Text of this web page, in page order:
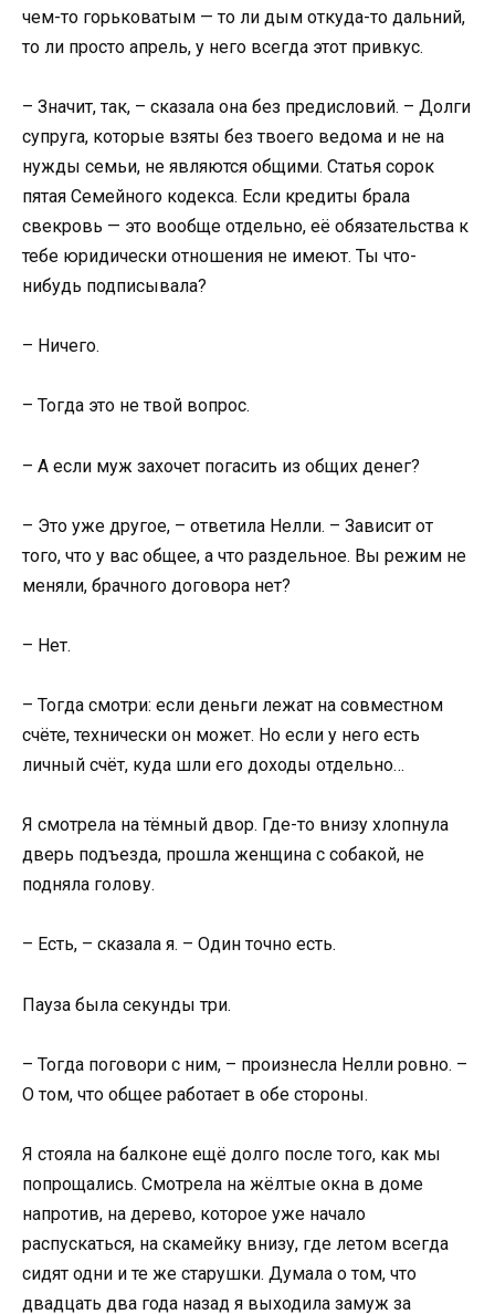
чем-то горьковатым — то ли дым откуда-то дальний,
то ли просто апрель, у него всегда этот привкус.
– Значит, так, – сказала она без предисловий. – Долги
супруга, которые взяты без твоего ведома и не на
нужды семьи, не являются общими. Статья сорок
пятая Семейного кодекса. Если кредиты брала
свекровь — это вообще отдельно, её обязательства к
тебе юридически отношения не имеют. Ты что-
нибудь подписывала?
– Ничего.
– Тогда это не твой вопрос.
– А если муж захочет погасить из общих денег?
– Это уже другое, – ответила Нелли. – Зависит от
того, что у вас общее, а что раздельное. Вы режим не
меняли, брачного договора нет?
– Нет.
– Тогда смотри: если деньги лежат на совместном
счёте, технически он может. Но если у него есть
личный счёт, куда шли его доходы отдельно…
Я смотрела на тёмный двор. Где-то внизу хлопнула
дверь подъезда, прошла женщина с собакой, не
подняла голову.
– Есть, – сказала я. – Один точно есть.
Пауза была секунды три.
– Тогда поговори с ним, – произнесла Нелли ровно. –
О том, что общее работает в обе стороны.
Я стояла на балконе ещё долго после того, как мы
попрощались. Смотрела на жёлтые окна в доме
напротив, на дерево, которое уже начало
распускаться, на скамейку внизу, где летом всегда
сидят одни и те же старушки. Думала о том, что
двадцать два года назад я выходила замуж за